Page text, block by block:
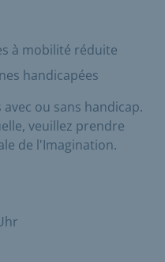
à mobilité réduite
handicapées
ou sans handicap.
veuillez prendre
de l'Imagination.